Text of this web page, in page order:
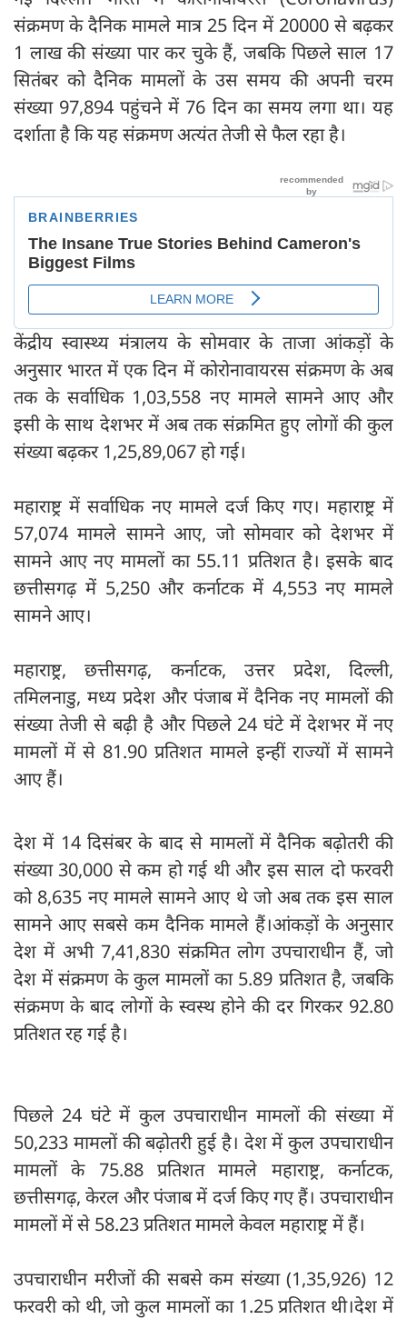
संक्रमण के दैनिक मामले मात्र 25 दिन में 20000 से बढ़कर
1 लाख की संख्या पार कर चुके हैं, जबकि पिछले साल 17
सितंबर को दैनिक मामलों के उस समय की अपनी चरम
संख्या 97,894 पहुंचने में 76 दिन का समय लगा था। यह
दर्शाता है कि यह संक्रमण अत्यंत तेजी से फैल रहा है।
केंद्रीय स्वास्थ्य मंत्रालय के सोमवार के ताजा आंकड़ों के
अनुसार भारत में एक दिन में कोरोनावायरस संक्रमण के अब
तक के सर्वाधिक 1,03,558 नए मामले सामने आए और
इसी के साथ देशभर में अब तक संक्रमित हुए लोगों की कुल
संख्या बढ़कर 1,25,89,067 हो गई।
महाराष्ट्र में सर्वाधिक नए मामले दर्ज किए गए। महाराष्ट्र में
57,074 मामले सामने आए, जो सोमवार को देशभर में
सामने आए नए मामलों का 55.11 प्रतिशत है। इसके बाद
छत्तीसगढ़ में 5,250 और कर्नाटक में 4,553 नए मामले
सामने आए।
महाराष्ट्र, छत्तीसगढ़, कर्नाटक, उत्तर प्रदेश, दिल्ली,
तमिलनाडु, मध्य प्रदेश और पंजाब में दैनिक नए मामलों की
संख्या तेजी से बढ़ी है और पिछले 24 घंटे में देशभर में नए
मामलों में से 81.90 प्रतिशत मामले इन्हीं राज्यों में सामने
आए हैं।
देश में 14 दिसंबर के बाद से मामलों में दैनिक बढ़ोतरी की
संख्या 30,000 से कम हो गई थी और इस साल दो फरवरी
को 8,635 नए मामले सामने आए थे जो अब तक इस साल
सामने आए सबसे कम दैनिक मामले हैं।आंकड़ों के अनुसार
देश में अभी 7,41,830 संक्रमित लोग उपचाराधीन हैं, जो
देश में संक्रमण के कुल मामलों का 5.89 प्रतिशत है, जबकि
संक्रमण के बाद लोगों के स्वस्थ होने की दर गिरकर 92.80
प्रतिशत रह गई है।
पिछले 24 घंटे में कुल उपचाराधीन मामलों की संख्या में
50,233 मामलों की बढ़ोतरी हुई है। देश में कुल उपचाराधीन
मामलों के 75.88 प्रतिशत मामले महाराष्ट्र, कर्नाटक,
छत्तीसगढ़, केरल और पंजाब में दर्ज किए गए हैं। उपचाराधीन
मामलों में से 58.23 प्रतिशत मामले केवल महाराष्ट्र में हैं।
उपचाराधीन मरीजों की सबसे कम संख्या (1,35,926) 12
फरवरी को थी, जो कुल मामलों का 1.25 प्रतिशत थी।देश में